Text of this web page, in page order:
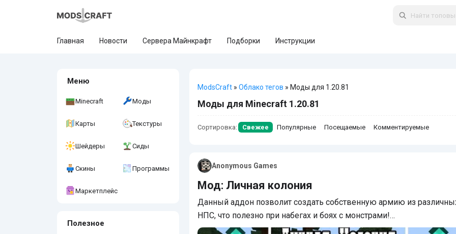
Главная Новости Сервера Майнкрафт Подборки Инструкции
Меню
Minecraft Моды
Карты Текстуры
Шейдеры Сиды
Скины Программы
Маркетплейс
Полезное
ModsCraft » Облако тегов » Моды для 1.20.81
Моды для Minecraft 1.20.81
Сортировка: Свежее Популярные Посещаемые Комментируемые
Anonymous Games
Мод: Личная колония
Данный аддон позволит создать собственную армию из
НПС, что полезно при набегах и боях с монстрами!…